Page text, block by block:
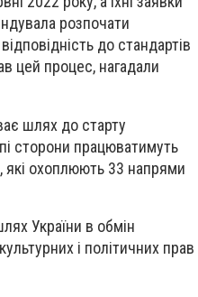
розпочати
до стандартів
цей процес, нагадали
шлях до старту
сторони працюватимуть
охоплюють 33 напрями
України в обмін
і політичних прав